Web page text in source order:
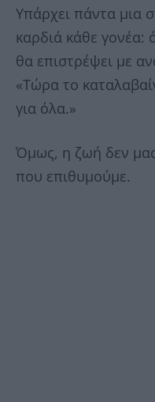
Υπάρχει πάντα μια
καρδιά κάθε γονέα:
θα επιστρέψει με
«Τώρα το
για όλα.»
Όμως, η ζωή δεν μας
που επιθυμούμε.